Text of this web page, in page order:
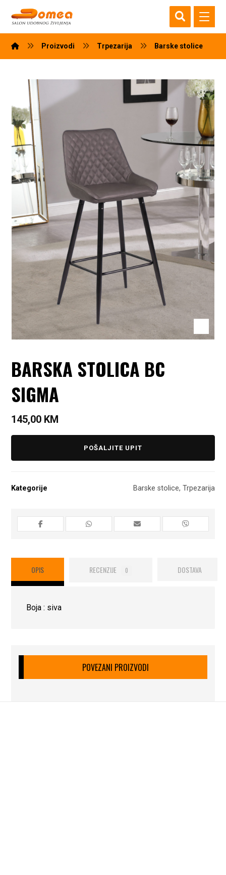
Proizvodi Trpezarija Barske stolice
BARSKA STOLICA BC
SIGMA
145,00 KM
POŠALJITE UPIT
Kategorije Barske stolice, Trpezarija
OPIS RECENZIJE 0 DOSTAVA
Boja : siva
POVEZANI PROIZVODI